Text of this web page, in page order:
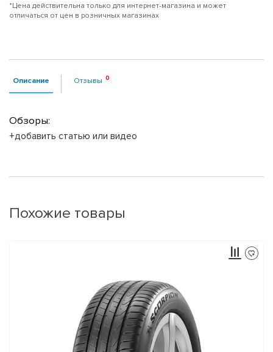
*Цена действительна только для интернет-магазина и может
отличаться от цен в розничных магазинах
Описание Отзывы
Обзоры:
+добавить статью или видео
Похожие товары